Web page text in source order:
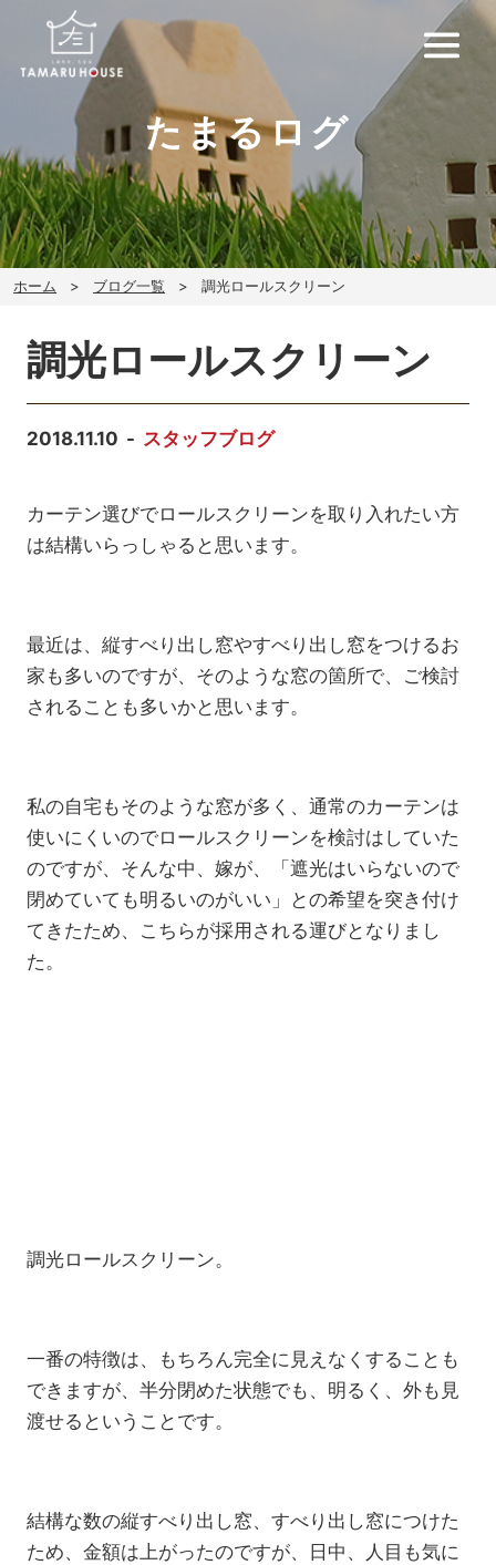
たまるログ
ホーム ブログ一覧 調光ロールスクリーン
調光ロールスクリーン
2018.11.10 スタッフブログ
カーテン選びでロールスクリーンを取り入れたい方
は結構いらっしゃると思います。
最近は、縦すべり出し窓やすべり出し窓をつけるお
家も多いのですが、そのような窓の箇所で、ご検討
されることも多いかと思います。
私の自宅もそのような窓が多く、通常のカーテンは
使いにくいのでロールスクリーンを検討はしていた
のですが、そんな中、嫁が、「遮光はいらないので
閉めていても明るいのがいい」との希望を突き付け
てきたため、こちらが採用される運びとなりまし
た。
調光ロールスクリーン。
一番の特徴は、もちろん完全に見えなくすることも
できますが、半分閉めた状態でも、明るく、外も見
渡せるということです。
結構な数の縦すべり出し窓、すべり出し窓につけた
ため、金額は上がったのですが、日中、人目も気に